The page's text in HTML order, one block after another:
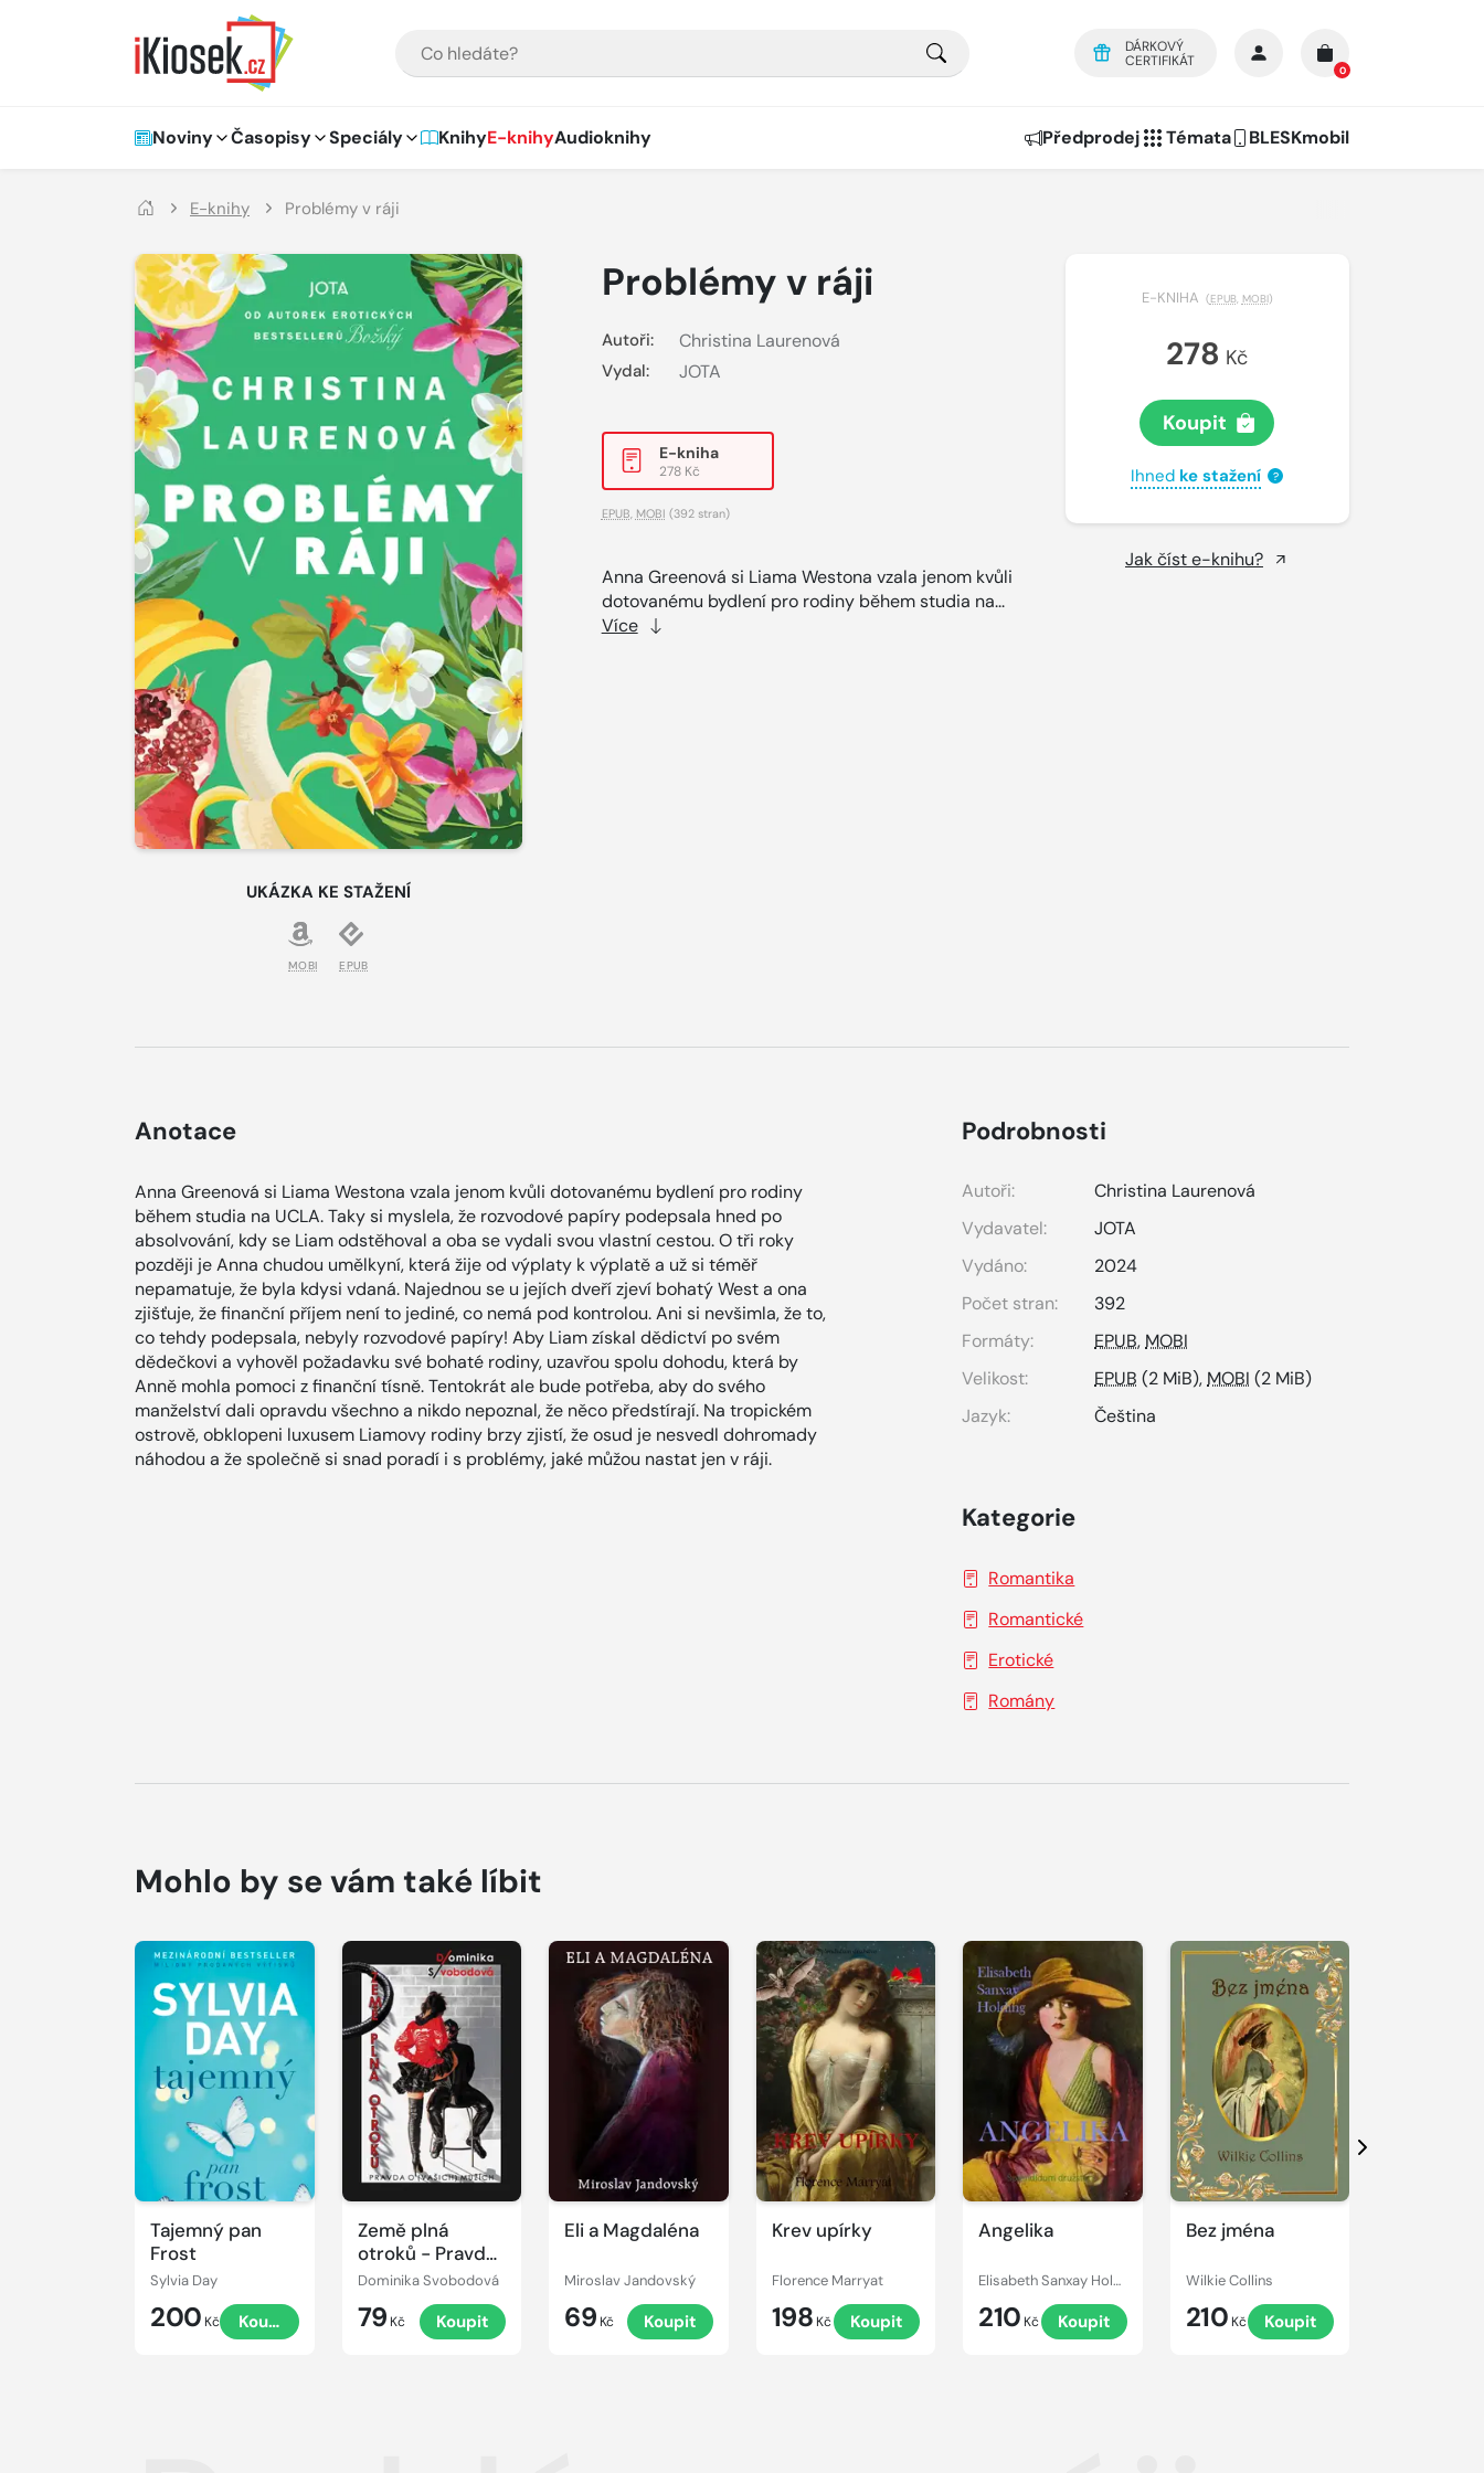
DÁRKOVÝ
CERTIFIKÁT
0
Hlavní navigace
Noviny Časopisy Speciály KnihyE-knihyAudioknihy Předprodej Témata BLESKmobil
E-knihy Problémy v ráji
UKÁZKA KE STAŽENÍ
MOBI EPUB
Problémy v ráji
Autoři: Christina Laurenová
Vydal: JOTA
E-kniha
278 Kč
EPUB MOBI (392 stran)
Anna Greenová si Liama Westona vzala jenom kvůli
dotovanému bydlení pro rodiny během studia na...
Více
E-KNIHA (EPUB, MOBI)
278 Kč
Koupit
Ihned ke stažení ?
Jak číst e-knihu?
Anotace
Anna Greenová si Liama Westona vzala jenom kvůli dotovanému bydlení pro rodiny
během studia na UCLA. Taky si myslela, že rozvodové papíry podepsala hned po
absolvování, kdy se Liam odstěhoval a oba se vydali svou vlastní cestou. O tři roky
později je Anna chudou umělkyní, která žije od výplaty k výplatě a už si téměř
nepamatuje, že byla kdysi vdaná. Najednou se u jejích dveří zjeví bohatý West a ona
zjišťuje, že finanční příjem není to jediné, co nemá pod kontrolou. Ani si nevšimla, že to,
co tehdy podepsala, nebyly rozvodové papíry! Aby Liam získal dědictví po svém
dědečkovi a vyhověl požadavku své bohaté rodiny, uzavřou spolu dohodu, která by
Anně mohla pomoci z finanční tísně. Tentokrát ale bude potřeba, aby do svého
manželství dali opravdu všechno a nikdo nepoznal, že něco předstírají. Na tropickém
ostrově, obklopeni luxusem Liamovy rodiny brzy zjistí, že osud je nesvedl dohromady
náhodou a že společně si snad poradí i s problémy, jaké můžou nastat jen v ráji.
Podrobnosti
Autoři:
Christina Laurenová
Vydavatel:
JOTA
Vydáno:
2024
Počet stran:
392
Formáty:
EPUB, MOBI
Velikost:
EPUB (2 MiB), MOBI (2 MiB)
Jazyk:
Čeština
Kategorie
Romantika
Romantické
Erotické
Romány
Mohlo by se vám také líbit
Tajemný pan
Frost
Sylvia Day
200 Kč Koupit
Země plná
otroků - Pravda
o (vašich)
Dominika Svobodová
79 Kč Koupit
Eli a Magdaléna
Miroslav Jandovský
69 Kč Koupit
Krev upírky
Florence Marryat
198 Kč Koupit
Angelika
Elisabeth Sanxay Holding
210 Kč Koupit
Bez jména
Wilkie Collins
210 Kč Koupit
Další